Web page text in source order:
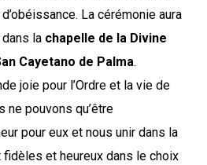
La cérémonie aura
dans la chapelle de la Divine
Cayetano de Palma.
joie pour l’Ordre et la vie de
ne pouvons qu’être
pour eux et nous unir dans la
fidèles et heureux dans le choix